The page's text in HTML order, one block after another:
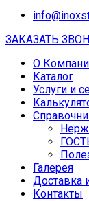
ЗАКАЗАТЬ
О
Каталог
Услуги и
Галерея
Доставка
Контакты